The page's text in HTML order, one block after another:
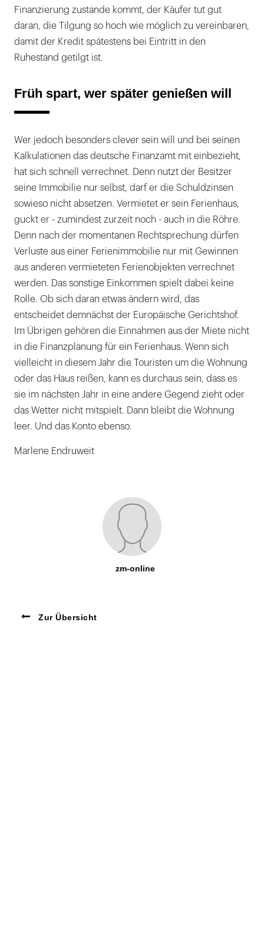
Finanzierung zustande kommt, der Käufer tut gut
daran, die Tilgung so hoch wie möglich zu vereinbaren,
damit der Kredit spätestens bei Eintritt in den
Ruhestand getilgt ist.
Früh spart, wer später genießen will
Wer jedoch besonders clever sein will und bei seinen
Kalkulationen das deutsche Finanzamt mit einbezieht,
hat sich schnell verrechnet. Denn nutzt der Besitzer
seine Immobilie nur selbst, darf er die Schuldzinsen
sowieso nicht absetzen. Vermietet er sein Ferienhaus,
guckt er - zumindest zurzeit noch - auch in die Röhre.
Denn nach der momentanen Rechtsprechung dürfen
Verluste aus einer Ferienimmobilie nur mit Gewinnen
aus anderen vermieteten Ferienobjekten verrechnet
werden. Das sonstige Einkommen spielt dabei keine
Rolle. Ob sich daran etwas ändern wird, das
entscheidet demnächst der Europäische Gerichtshof.
Im Übrigen gehören die Einnahmen aus der Miete nicht
in die Finanzplanung für ein Ferienhaus. Wenn sich
vielleicht in diesem Jahr die Touristen um die Wohnung
oder das Haus reißen, kann es durchaus sein, dass es
sie im nächsten Jahr in eine andere Gegend zieht oder
das Wetter nicht mitspielt. Dann bleibt die Wohnung
leer. Und das Konto ebenso.
Marlene Endruweit
zm-online
Zur Übersicht